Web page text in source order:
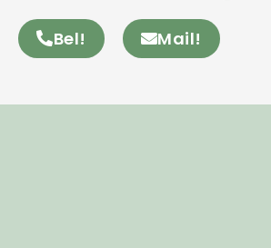
Bel! Mail!